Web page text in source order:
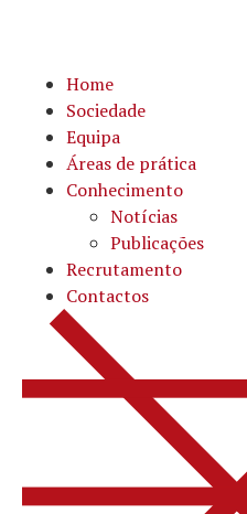
Home
Sociedade
Equipa
Áreas de prática
Conhecimento
Notícias
Publicações
Recrutamento
Contactos